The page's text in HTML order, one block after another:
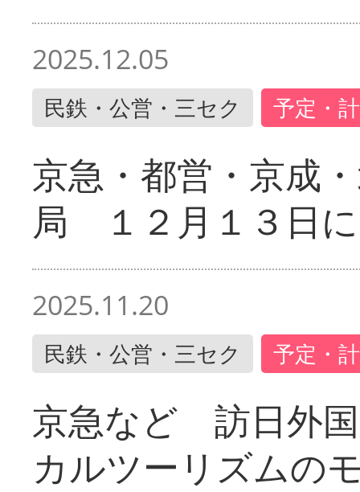
2025.12.05
民鉄・公営・三セク 予定・
京急・都営・京成
局 １２月１３日
2025.11.20
民鉄・公営・三セク 予定・
京急など 訪日外
カルツーリズムの